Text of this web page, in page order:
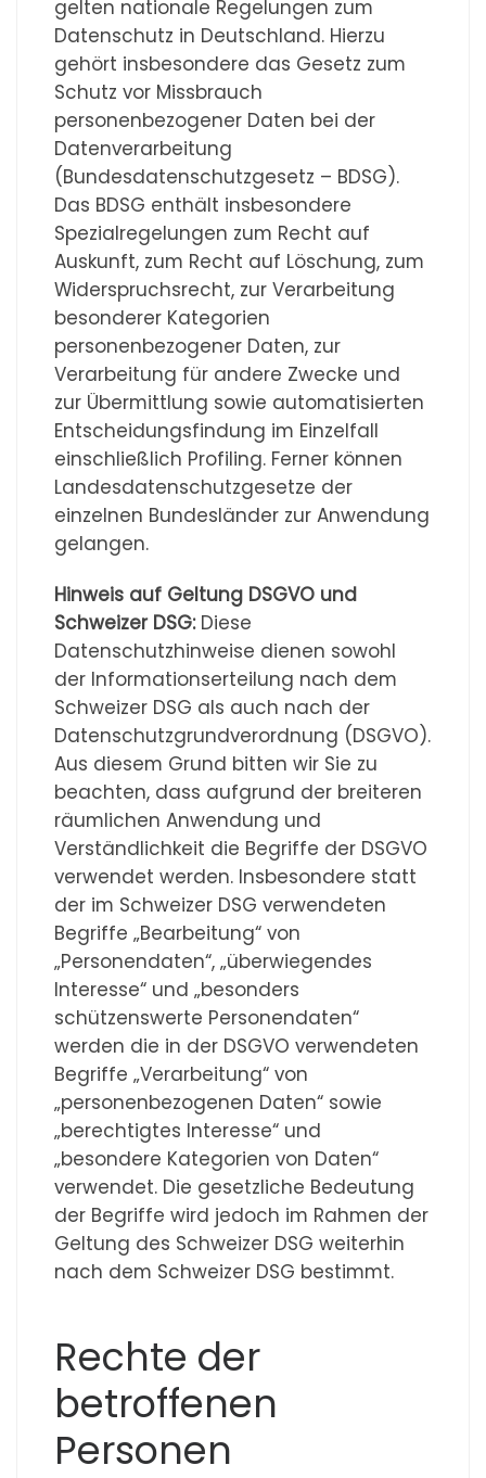
gelten nationale Regelungen zum
Datenschutz in Deutschland. Hierzu
gehört insbesondere das Gesetz zum
Schutz vor Missbrauch
personenbezogener Daten bei der
Datenverarbeitung
(Bundesdatenschutzgesetz – BDSG).
Das BDSG enthält insbesondere
Spezialregelungen zum Recht auf
Auskunft, zum Recht auf Löschung, zum
Widerspruchsrecht, zur Verarbeitung
besonderer Kategorien
personenbezogener Daten, zur
Verarbeitung für andere Zwecke und
zur Übermittlung sowie automatisierten
Entscheidungsfindung im Einzelfall
einschließlich Profiling. Ferner können
Landesdatenschutzgesetze der
einzelnen Bundesländer zur Anwendung
gelangen.
Hinweis auf Geltung DSGVO und
Schweizer DSG: Diese
Datenschutzhinweise dienen sowohl
der Informationserteilung nach dem
Schweizer DSG als auch nach der
Datenschutzgrundverordnung (DSGVO).
Aus diesem Grund bitten wir Sie zu
beachten, dass aufgrund der breiteren
räumlichen Anwendung und
Verständlichkeit die Begriffe der DSGVO
verwendet werden. Insbesondere statt
der im Schweizer DSG verwendeten
Begriffe „Bearbeitung“ von
„Personendaten“, „überwiegendes
Interesse“ und „besonders
schützenswerte Personendaten“
werden die in der DSGVO verwendeten
Begriffe „Verarbeitung“ von
„personenbezogenen Daten“ sowie
„berechtigtes Interesse“ und
„besondere Kategorien von Daten“
verwendet. Die gesetzliche Bedeutung
der Begriffe wird jedoch im Rahmen der
Geltung des Schweizer DSG weiterhin
nach dem Schweizer DSG bestimmt.
Rechte der
betroffenen
Personen